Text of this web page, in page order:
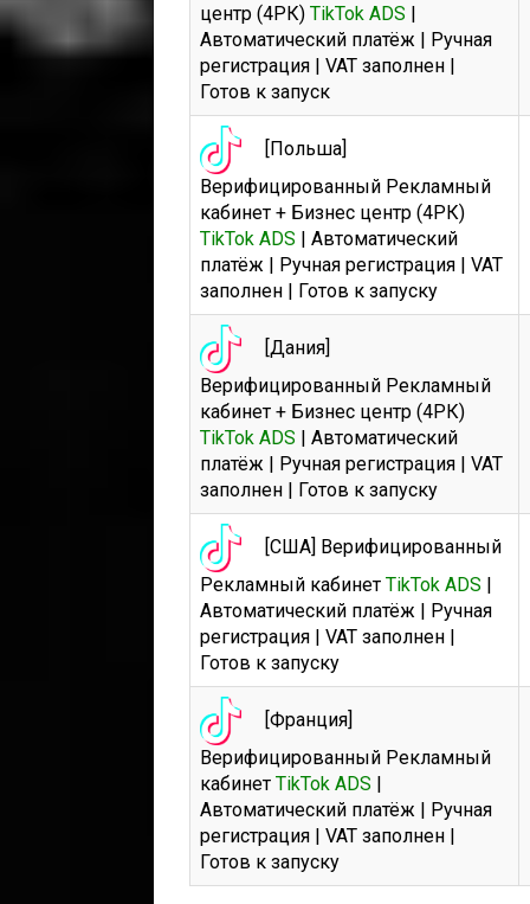
центр (4РК) TikTok ADS |
Автоматический платёж | Ручная
регистрация | VAT заполнен |
Готов к запуск
[Польша]
Верифицированный Рекламный
кабинет + Бизнес центр (4РК)
TikTok ADS | Автоматический
платёж | Ручная регистрация | VAT
заполнен | Готов к запуску
[Дания]
Верифицированный Рекламный
кабинет + Бизнес центр (4РК)
TikTok ADS | Автоматический
платёж | Ручная регистрация | VAT
заполнен | Готов к запуску
[США] Верифицированный
Рекламный кабинет TikTok ADS |
Автоматический платёж | Ручная
регистрация | VAT заполнен |
Готов к запуску
[Франция]
Верифицированный Рекламный
кабинет TikTok ADS |
Автоматический платёж | Ручная
регистрация | VAT заполнен |
Готов к запуску